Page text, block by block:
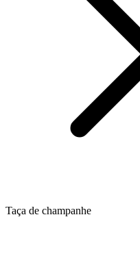
Taça de champanhe